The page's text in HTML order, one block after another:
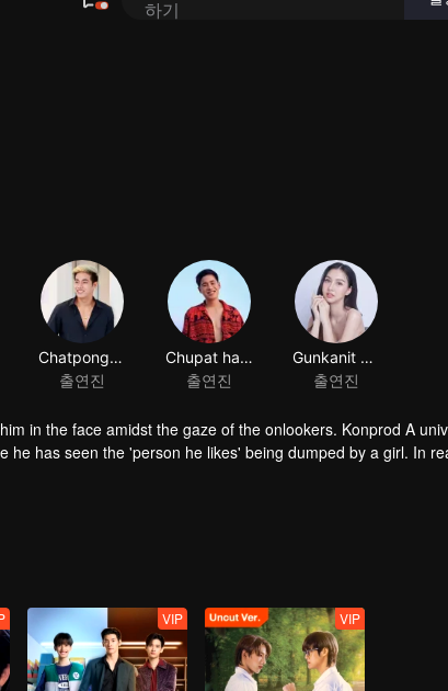
face amidst the gaze of the onlookers. Konprod A university
has seen the 'person he likes' being dumped by a girl. In
Even though it's surprising why his older brother hasn't been
he has liked him for seven years
VIP VIP